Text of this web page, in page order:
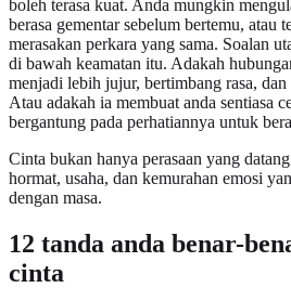
boleh terasa kuat. Anda mungkin
berasa gementar sebelum bertemu, atau
merasakan perkara yang sama. Soalan
di bawah keamatan itu. Adakah
menjadi lebih jujur, bertimbang rasa,
Atau adakah ia membuat anda sentiasa
bergantung pada perhatiannya untuk
Cinta bukan hanya perasaan yang
hormat, usaha, dan kemurahan emosi
dengan masa.
12 tanda anda benar-
cinta